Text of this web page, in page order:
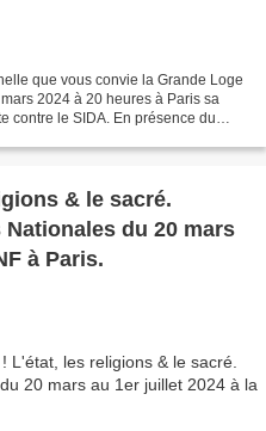
que vous convie la Grande Loge
2024 à 20 heures à Paris sa
contre le SIDA. En présence du
& le sacré.
du 20 mars
à Paris.